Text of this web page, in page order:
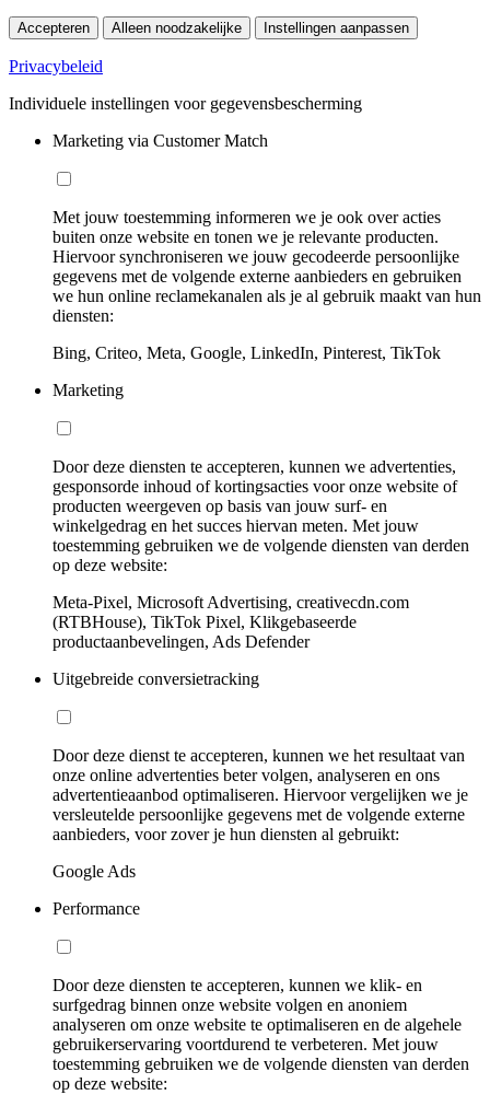
Accepteren Alleen noodzakelijke Instellingen aanpassen
Privacybeleid
Individuele instellingen voor gegevensbescherming
Marketing via Customer Match
Met jouw toestemming informeren we je ook over acties
buiten onze website en tonen we je relevante producten.
Hiervoor synchroniseren we jouw gecodeerde persoonlijke
gegevens met de volgende externe aanbieders en gebruiken
we hun online reclamekanalen als je al gebruik maakt van hun
diensten:
Bing, Criteo, Meta, Google, LinkedIn, Pinterest, TikTok
Marketing
Door deze diensten te accepteren, kunnen we advertenties,
gesponsorde inhoud of kortingsacties voor onze website of
producten weergeven op basis van jouw surf- en
winkelgedrag en het succes hiervan meten. Met jouw
toestemming gebruiken we de volgende diensten van derden
op deze website:
Meta-Pixel, Microsoft Advertising, creativecdn.com
(RTBHouse), TikTok Pixel, Klikgebaseerde
productaanbevelingen, Ads Defender
Uitgebreide conversietracking
Door deze dienst te accepteren, kunnen we het resultaat van
onze online advertenties beter volgen, analyseren en ons
advertentieaanbod optimaliseren. Hiervoor vergelijken we je
versleutelde persoonlijke gegevens met de volgende externe
aanbieders, voor zover je hun diensten al gebruikt:
Google Ads
Performance
Door deze diensten te accepteren, kunnen we klik- en
surfgedrag binnen onze website volgen en anoniem
analyseren om onze website te optimaliseren en de algehele
gebruikerservaring voortdurend te verbeteren. Met jouw
toestemming gebruiken we de volgende diensten van derden
op deze website: